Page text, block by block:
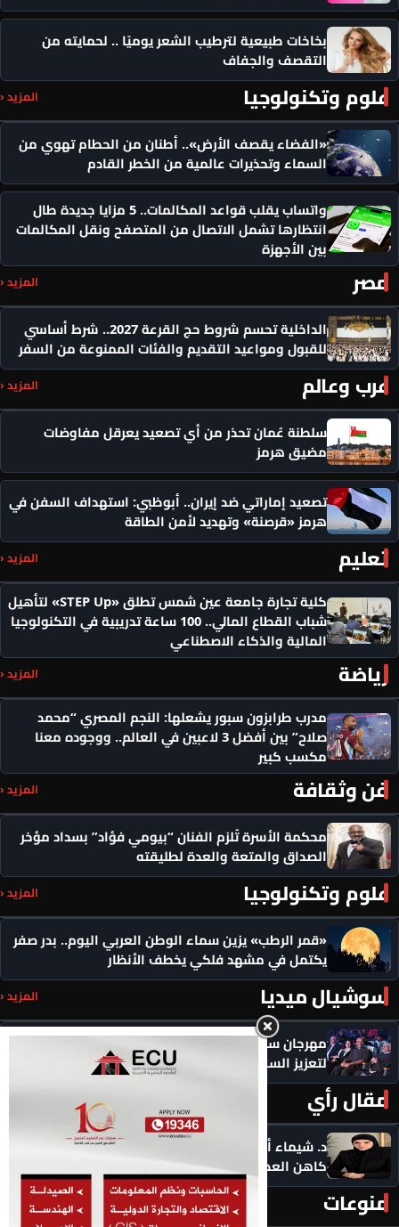
بخاخات طبيعية لترطيب الشعر يوميًا .. لحمايته من
التقصف والجفاف
علوم وتكنولوجيا المزيد ‹
«الفضاء يقصف الأرض».. أطنان من الحطام تهوي من
السماء وتحذيرات عالمية من الخطر القادم
واتساب يقلب قواعد المكالمات.. 5 مزايا جديدة طال
انتظارها تشمل الاتصال من المتصفح ونقل المكالمات
بين الأجهزة
مصر المزيد ‹
الداخلية تحسم شروط حج القرعة 2027.. شرط أساسي
للقبول ومواعيد التقديم والفئات الممنوعة من السفر
عرب وعالم المزيد ‹
سلطنة عُمان تحذر من أي تصعيد يعرقل مفاوضات
مضيق هرمز
تصعيد إماراتي ضد إيران.. أبوظبي: استهداف السفن في
هرمز «قرصنة» وتهديد لأمن الطاقة
تعليم المزيد ‹
كلية تجارة جامعة عين شمس تطلق «STEP Up» لتأهيل
شباب القطاع المالي.. 100 ساعة تدريبية في التكنولوجيا
المالية والذكاء الاصطناعي
رياضة المزيد ‹
مدرب طرابزون سبور يشعلها: النجم المصري “محمد
صلاح” بين أفضل 3 لاعبين في العالم.. ووجوده معنا
مكسب كبير
فن وثقافة المزيد ‹
محكمة الأسرة تُلزم الفنان “بيومي فؤاد” بسداد مؤخر
الصداق والمتعة والعدة لطليقته
علوم وتكنولوجيا المزيد ‹
«قمر الرطب» يزين سماء الوطن العربي اليوم.. بدر صفر
يكتمل في مشهد فلكي يخطف الأنظار
سوشيال ميديا المزيد ‹
مهرجان سيمفوني للفنون يكرم رموزاً مؤثرة ويدعو
لتعزيز السلام
مقال رأي
د. شيماء أحمدين تكتب .. حين يصبح الذكاء الاصطناعي
كاهن العصر: هل نستبدل التأمل بالاستهلاك؟
منوعات المزيد ‹